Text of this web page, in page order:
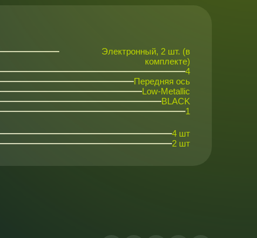
Электронный, 2 шт. (в
комплекте)
4
Передняя ось
Low-Metallic
BLACK
1
4 шт
2 шт